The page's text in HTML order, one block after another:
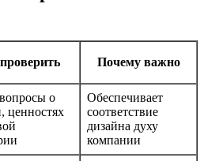
Почему важно
о
ценностях
Обеспечивает
соответствие
дизайна духу
компании